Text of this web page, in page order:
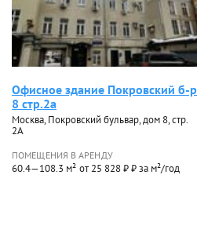
Офисное здание Покровский б-р
8 стр.2а
Москва, Покровский бульвар, дом 8, стр.
2А
ПОМЕЩЕНИЯ В АРЕНДУ
60.4—108.3 м² от 25 828 ₽ ₽ за м²/год